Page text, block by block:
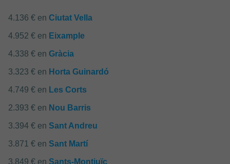
4.136 € en Ciutat Vella
4.952 € en Eixample
4.338 € en Gràcia
3.323 € en Horta Guinardó
4.749 € en Les Corts
2.393 € en Nou Barris
3.394 € en Sant Andreu
3.871 € en Sant Martí
3.849 € en Sants-Montjuïc